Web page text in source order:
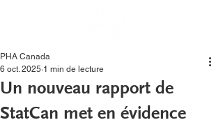
Un nouveau rapport de
StatCan met en évidence
PHA Canada
6 oct. 2025 1 min de lecture